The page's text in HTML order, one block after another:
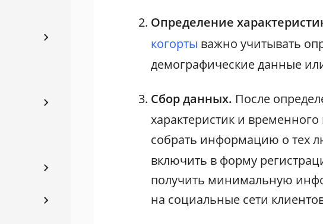
Определение
когорты важно учитывать
демографические данные
Сбор данных. После
характеристик и
собрать информацию о тех
включить в форму
получить минимальную
на социальные сети